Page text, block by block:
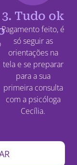
3. Tudo ok
Pagamento feito, é
só seguir as
orientações na
tela e se preparar
para a sua
primeira consulta
com a psicóloga
Cecília.